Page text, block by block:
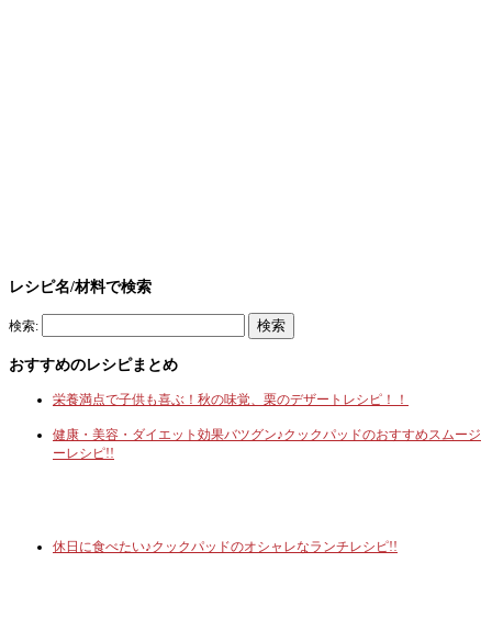
レシピ名/材料で検索
検索:
おすすめのレシピまとめ
栄養満点で子供も喜ぶ！秋の味覚、栗のデザートレシピ！！
健康・美容・ダイエット効果バツグン♪クックパッドのおすすめスムージ
ーレシピ!!
休日に食べたい♪クックパッドのオシャレなランチレシピ!!